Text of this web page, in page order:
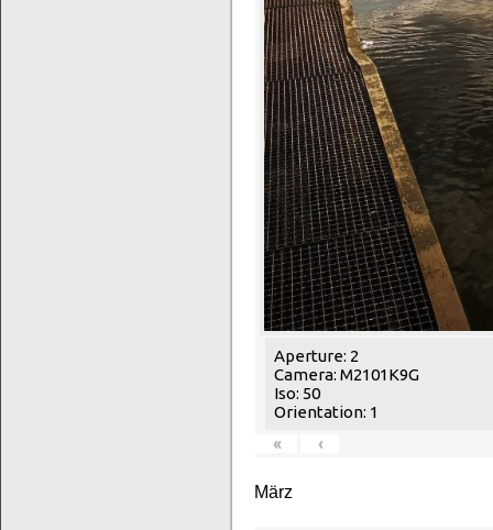
Aperture: 2
Camera: M2101K9G
Iso: 50
Orientation: 1
«
‹
März